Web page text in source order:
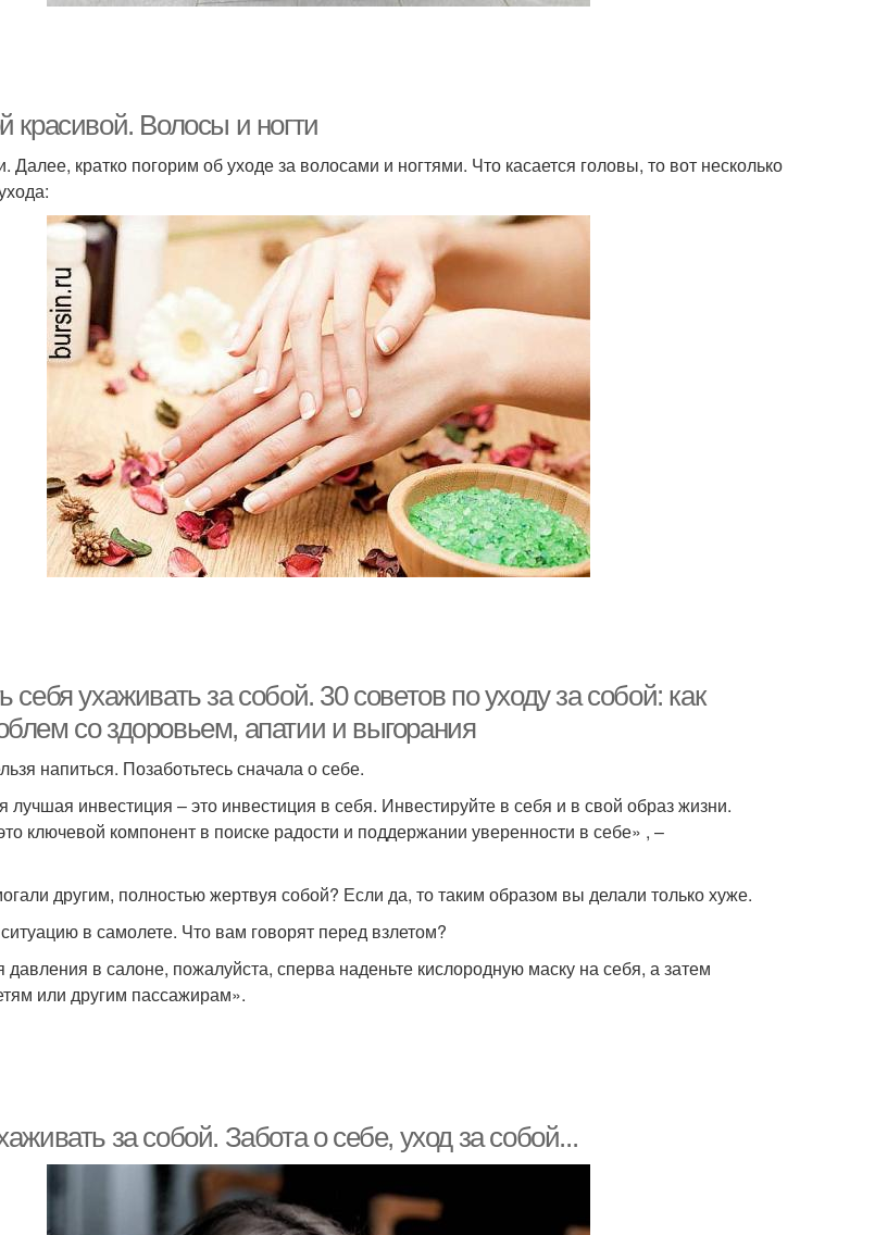
красивой. Волосы и ногти
Далее, кратко погорим об уходе за волосами и ногтями. Что касается головы, то вот несколько
себя ухаживать за собой. 30 советов по уходу за собой: как
со здоровьем, апатии и выгорания
напиться. Позаботьтесь сначала о себе.
лучшая инвестиция – это инвестиция в себя. Инвестируйте в себя и в свой образ жизни.
ключевой компонент в поиске радости и поддержании уверенности в себе» , –
другим, полностью жертвуя собой? Если да, то таким образом вы делали только хуже.
в самолете. Что вам говорят перед взлетом?
давления в салоне, пожалуйста, сперва наденьте кислородную маску на себя, а затем
или другим пассажирам».
за собой. Забота о себе, уход за собой...